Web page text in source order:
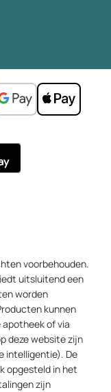
voorbehouden.
uitsluitend een
worden
kunnen
of via
deze website zijn
intelligentie). De
opgesteld in het
zijn